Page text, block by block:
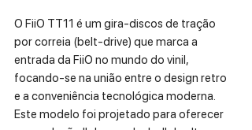
O FiiO TT11 é um gira-discos de tração
por correia (belt-drive) que marca a
entrada da FiiO no mundo do vinil,
focando-se na união entre o design retro
e a conveniência tecnológica moderna.
Este modelo foi projetado para oferecer